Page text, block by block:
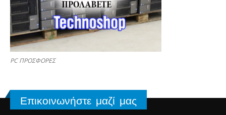
PC ΠΡΟΣΦΟΡΕΣ
Επικοινωνήστε μαζί μας